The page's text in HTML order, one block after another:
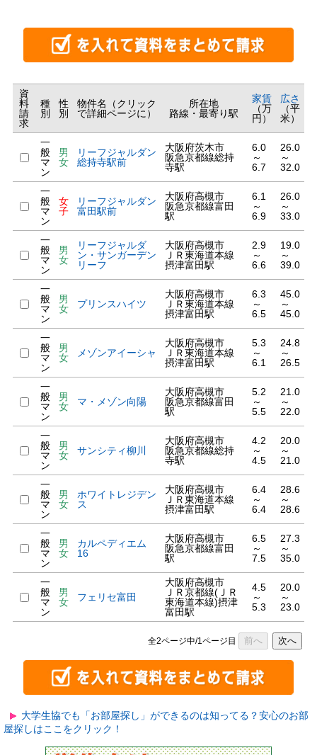
資
料
請
求
種
別
性
別
物件名（クリック
で詳細ページに）
所在地
路線・最寄り駅
家賃
（万
円）
広さ
（平
米）
一
般
マ
ン
男
女
リーフジャルダン
総持寺駅前
大阪府茨木市
阪急京都線総持
寺駅
6.0
～
6.7
26.0
～
32.0
一
般
マ
ン
女
子
リーフジャルダン
富田駅前
大阪府高槻市
阪急京都線富田
駅
6.1
～
6.9
26.0
～
33.0
一
般
マ
ン
男
女
リーフジャルダ
ン・サンガーデン
リーフ
大阪府高槻市
ＪＲ東海道本線
摂津富田駅
2.9
～
6.6
19.0
～
39.0
一
般
マ
ン
男
女
プリンスハイツ
大阪府高槻市
ＪＲ東海道本線
摂津富田駅
6.3
～
6.5
45.0
～
45.0
一
般
マ
ン
男
女
メゾンアイーシャ
大阪府高槻市
ＪＲ東海道本線
摂津富田駅
5.3
～
6.1
24.8
～
26.5
一
般
マ
ン
男
女
マ・メゾン向陽
大阪府高槻市
阪急京都線富田
駅
5.2
～
5.5
21.0
～
22.0
一
般
マ
ン
男
女
サンシティ柳川
大阪府高槻市
阪急京都線総持
寺駅
4.2
～
4.5
20.0
～
21.0
一
般
マ
ン
男
女
ホワイトレジデン
ス
大阪府高槻市
ＪＲ東海道本線
摂津富田駅
6.4
～
6.4
28.6
～
28.6
一
般
マ
ン
男
女
カルペディエム
16
大阪府高槻市
阪急京都線富田
駅
6.5
～
7.5
27.3
～
35.0
一
般
マ
ン
男
女
フェリセ富田
大阪府高槻市
ＪＲ京都線(ＪＲ
東海道本線)摂津
富田駅
4.5
～
5.3
20.0
～
23.0
全2ページ中/1ページ目 前へ 次へ
大学生協でも「お部屋探し」ができるのは知ってる？安心のお部
屋探しはここをクリック！